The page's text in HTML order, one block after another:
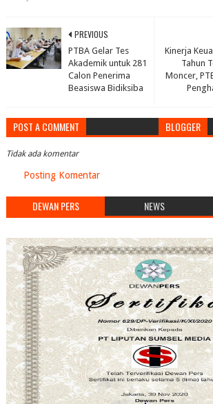
Kinerja
Tahun
Moncer,
PREVIOUS
PTBA Gelar Tes
Akademik untuk 281
Calon Penerima
Beasiswa Bidiksiba
POST A COMMENT BLOGGER
Tidak ada komentar
Posting Komentar
DEWAN PERS NEWS